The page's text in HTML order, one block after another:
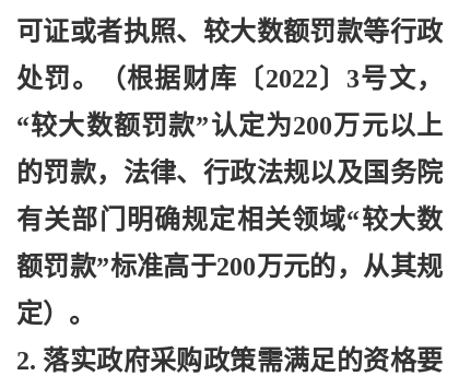
可证或者执照、较大数额罚款等行政
处罚。（根据财库〔2022〕3号文，
“较大数额罚款”认定为200万元以上
的罚款，法律、行政法规以及国务院
有关部门明确规定相关领域“较大数
额罚款”标准高于200万元的，从其规
定）。
2. 落实政府采购政策需满足的资格要